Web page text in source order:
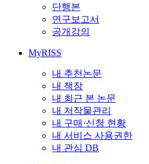
단행본
연구보고서
공개강의
MyRISS
내 추천논문
내 책장
내 최근 본 논문
내 저작물관리
내 구매·신청 현황
내 서비스 사용권한
내 관심 DB